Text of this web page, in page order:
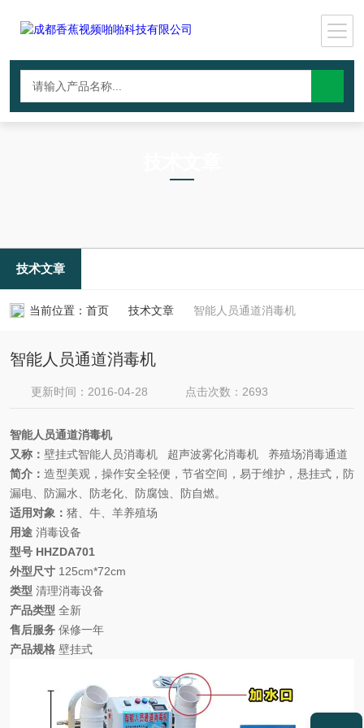
技术文章
当前位置： 首页 技术文章 智能人员通道消毒机
智能人员通道消毒机
更新时间：2016-04-28 点击次数：2693
智能人员通道消毒机
又称： 壁挂式智能人员消毒机 超声波雾化消毒机
养殖场消毒通道
简介：造型美观 ，操作安全轻便 ，节省空间 ， 易于维护 ， 悬挂式， 防
漏电、防漏水、防老化、防腐蚀、防自燃。
适用对象 ： 猪 牛 羊养殖场
用途 消毒设备
型号 HHZDA701
外型尺寸 125cm*72cm
类型 清理消毒设备
产品类型 全新
售后服务 保修一年
产品规格 壁挂式